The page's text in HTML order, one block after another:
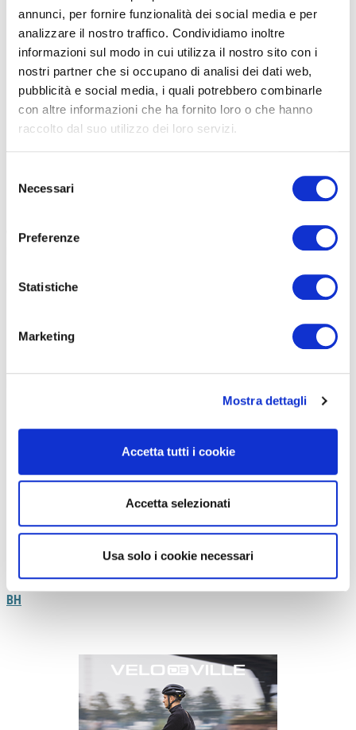
annunci, per fornire funzionalità dei social media e per
analizzare il nostro traffico. Condividiamo inoltre
informazioni sul modo in cui utilizza il nostro sito con i
nostri partner che si occupano di analisi dei dati web,
pubblicità e social media, i quali potrebbero combinarle
con altre informazioni che ha fornito loro o che hanno
raccolto dal suo utilizzo dei loro servizi.
delNecessari
Preferenze
Statistiche
Marketing
Mostra dettagli
Accetta tutti i cookie
Accetta selezionati
Usa solo i cookie necessari
MOTORE POTENTE
consolidata su tecnologie testate e approvate dai ciclisti di tutto il
. Per questo il sistema propulsivo fornisce affidabilità e
leggero, potente e senza attrito
. Nella BH Core Sport è impiegata la
applicazione nelle e-bike leggere ad alte prestazioni nel catalogo di
BH. Si tratta di un motore dalle dimensioni molto ridotte e dal peso
questo è facile superare i 25 km/h. La potenza non manca infatti
Il set è completato con l’X-Display posizionato sul manubrio in una
zona sicura in caso di caduta. Un display a colori e ad alta
ruote sono da 29” con pneumatici Maxxis e trasmissioni
1×12fornite da Shimano. La forcella è da 100 mm con comando di
blocco sul manubrio. Gli allestimenti disponibili sono due e il prezzo
BH